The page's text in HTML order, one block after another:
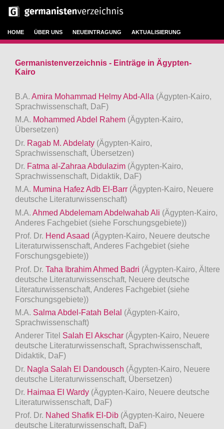
HOME ÜBER UNS NEUEINTRAGUNG AKTUALISIERUNG
Germanistenverzeichnis - Einträge in Ägypten-
Kairo
B.A. Amira Mohammad Helmy Abd-Alla (Ägypten-Kairo,
Sprachwissenschaft, DaF)
M.A. Mohammed Abdel Rahem (Ägypten-Kairo,
Übersetzen)
Dr. Ragab M. Abdelaty (Ägypten-Kairo,
Sprachwissenschaft, Übersetzen)
Dr. Fatma al-Zahraa Abdulazim (Ägypten-Kairo,
Sprachwissenschaft, Didaktik, DaF)
M.A. Mumina Hafez Adb El-Barr (Ägypten-Kairo, Neuere
deutsche Literaturwissenschaft)
M.A. Ahmed Abdelemam Abdelwahab Ali (Ägypten-Kairo,
Anderes Fachgebiet (siehe Forschungsgebiete))
Prof. Dr. Hend Asaad (Ägypten-Kairo, Neuere deutsche
Literaturwissenschaft, Anderes Fachgebiet (siehe
Forschungsgebiete))
Prof. Dr. Taha Ibrahim Ahmed Badri (Ägypten-Kairo, Ältere
deutsche Literaturwissenschaft, Neuere deutsche
Literaturwissenschaft, Anderes Fachgebiet (siehe
Forschungsgebiete))
M.A. Salma Abdel-Fatah Belal (Ägypten-Kairo,
Sprachwissenschaft)
Anderer Titel Salah El Akschar (Ägypten-Kairo, Neuere
deutsche Literaturwissenschaft, Sprachwissenschaft,
Didaktik, DaF)
Dr. Nagla Salah El Dandousch (Ägypten-Kairo, Neuere
deutsche Literaturwissenschaft, Übersetzen)
Dr. Haimaa El Wardy (Ägypten-Kairo, Neuere deutsche
Literaturwissenschaft, DaF)
Prof. Dr. Nahed Shafik El-Dib (Ägypten-Kairo, Neuere
deutsche Literaturwissenschaft, DaF)